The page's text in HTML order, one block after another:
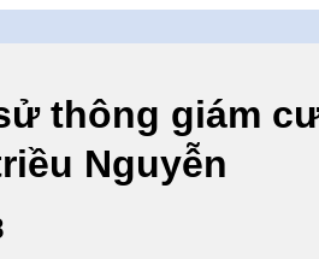
sử thông giám
Nguyễn